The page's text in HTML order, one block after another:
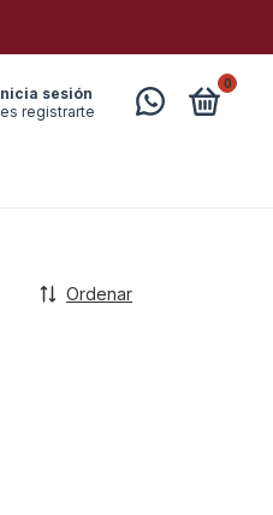
sesión
registrarte
0
Ordenar